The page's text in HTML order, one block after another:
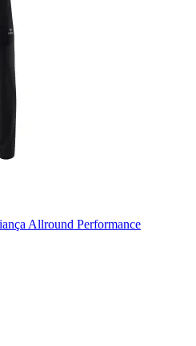
Allround Performance